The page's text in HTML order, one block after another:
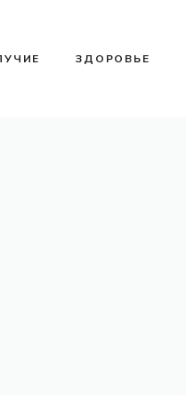
ЗДОРОВЬЕ